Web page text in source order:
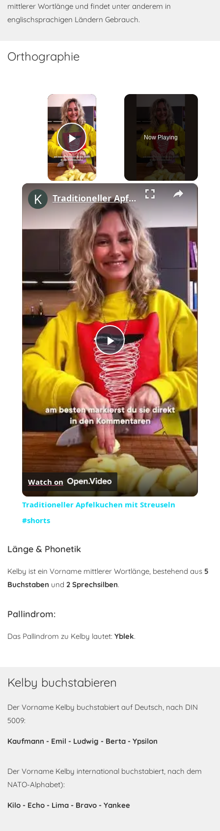
mittlerer Wortlänge und findet unter anderem in
englischsprachigen Ländern Gebrauch.
Orthographie
×
Play Video
Now Playing
×
Play
Video
Traditioneller Apfelkuchen mit Streuseln #shorts
Watch on
Traditioneller Apfelkuchen mit Streuseln
#shorts
Länge & Phonetik
Kelby ist ein Vorname mittlerer Wortlänge, bestehend aus 5
Buchstaben und 2 Sprechsilben.
Pallindrom:
Das Pallindrom zu Kelby lautet: Yblek.
Kelby buchstabieren
Der Vorname Kelby buchstabiert auf Deutsch, nach DIN
5009:
Kaufmann - Emil - Ludwig - Berta - Ypsilon
Der Vorname Kelby international buchstabiert, nach dem
NATO-Alphabet):
Kilo - Echo - Lima - Bravo - Yankee